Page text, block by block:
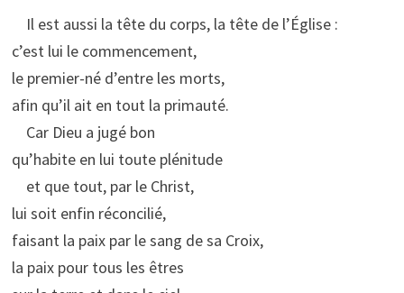
Il est aussi la tête du corps, la tête de l’Église :
c’est lui le commencement,
le premier-né d’entre les morts,
afin qu’il ait en tout la primauté.
Car Dieu a jugé bon
qu’habite en lui toute plénitude
et que tout, par le Christ,
lui soit enfin réconcilié,
faisant la paix par le sang de sa Croix,
la paix pour tous les êtres